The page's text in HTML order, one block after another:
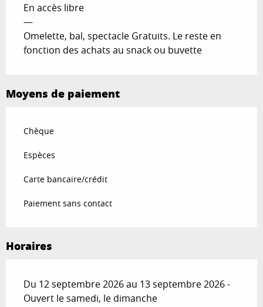
En accès libre
—
Omelette, bal, spectacle Gratuits. Le reste en
fonction des achats au snack ou buvette
Moyens de paiement
Chèque
Espèces
Carte bancaire/crédit
Paiement sans contact
Horaires
Du 12 septembre 2026 au 13 septembre 2026 -
Ouvert le samedi, le dimanche